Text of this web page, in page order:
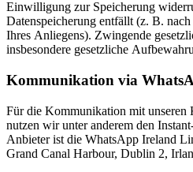
Einwilligung zur Speicherung
Datenspeicherung entfällt (z. B.
Ihres Anliegens). Zwingende
insbesondere gesetzliche
Kommunikation via
Für die Kommunikation mit unseren
nutzen wir unter anderem den
Anbieter ist die WhatsApp Ireland
Grand Canal Harbour, Dublin 2,